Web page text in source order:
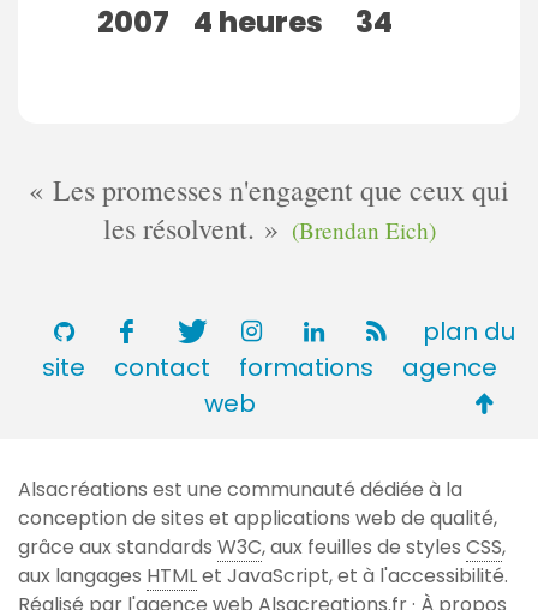
2007 4 heures 34
Les promesses n'engagent que ceux qui
les résolvent.
(Brendan Eich)
plan du
site
contact formations
agence
web
de
page
Alsacréations est une communauté dédiée à la
conception de sites et applications web de qualité,
grâce aux standards W3C, aux feuilles de styles CSS,
aux langages HTMLet JavaScript, et à l'accessibilité.